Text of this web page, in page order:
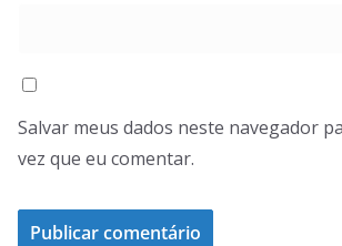
Salvar meus dados neste navegador
vez que eu comentar.